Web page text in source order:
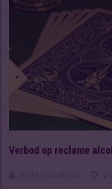
Verbod op reclame